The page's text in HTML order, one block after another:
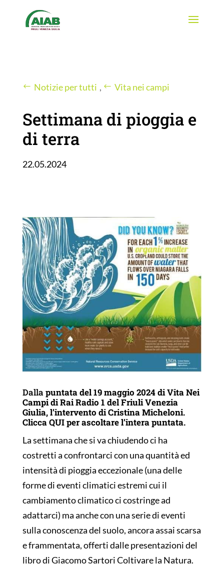
Notizie per tutti , Vita nei campi
Settimana di pioggia e
di terra
22.05.2024
Dalla puntata del 19 maggio 2024 di Vita Nei
Campi di Rai Radio 1 del Friuli Venezia
Giulia, l’intervento di Cristina Micheloni.
CliccaQUIper ascoltare l’intera puntata.
La settimana che si va chiudendo ci ha
costretti a confrontarci con una quantità ed
intensità di pioggia eccezionale (una delle
forme di eventi climatici estremi cui il
cambiamento climatico ci costringe ad
adattarci) ma anche con una serie di eventi
sulla conoscenza del suolo, ancora assai scarsa
e frammentata, offerti dalle presentazioni del
libro di Giacomo Sartori Coltivare la Natura.